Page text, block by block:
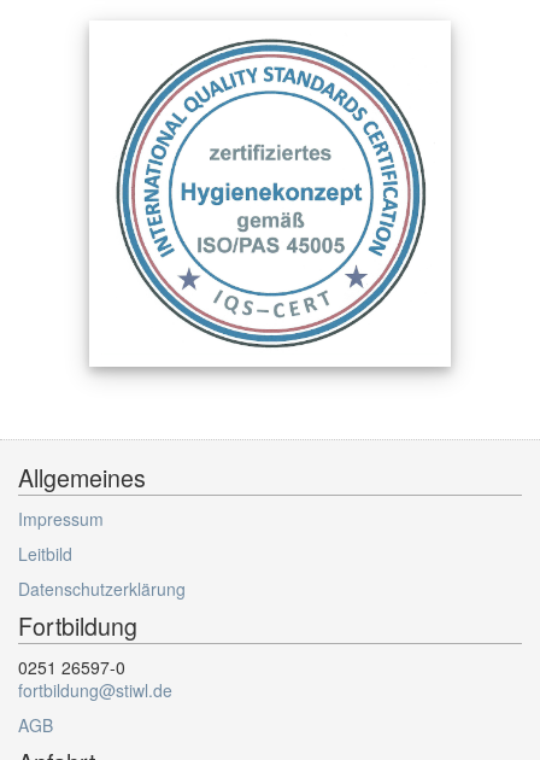
Allgemeines
Impressum
Leitbild
Datenschutzerklärung
Fortbildung
0251 26597-0
fortbildung@stiwl.de
AGB